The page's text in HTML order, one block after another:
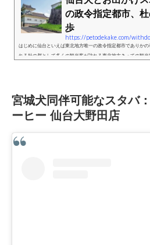
の政令指定都市、
歩
https://petodekake.com/
はじめに仙台といえば東北地方唯一の政令指定都市でありか
れる杜の都として多くの観光客が訪れる東北地方きっての観
宮城犬同伴可能なスタバ
ーヒー 仙台大野田店